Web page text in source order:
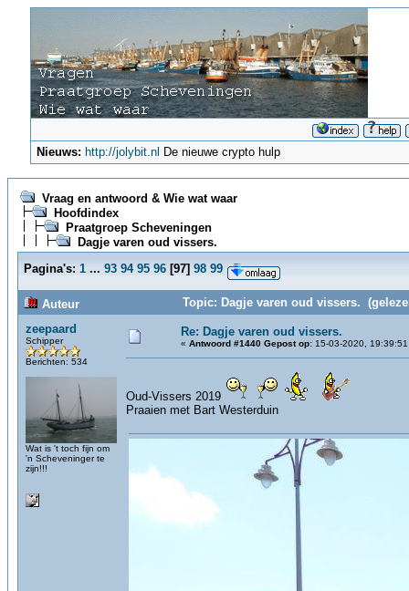
Nieuws: http://jolybit.nl De nieuwe crypto hulp
Vraag en antwoord & Wie wat waar
Hoofdindex
Praatgroep Scheveningen
Dagje varen oud vissers.
Pagina's: 1 ... 93 94 95 96 [97] 98 99
Auteur
Topic: Dagje varen oud vissers.
zeepaard
Schipper
Berichten: 534
Wat is 't toch fijn om
'n Scheveninger te
zijn!!!
Re: Dagje varen oud vissers.
« Antwoord #1440 Gepost op: 15-03-2020,
Oud-Vissers 2019
Praaien met Bart Westerduin